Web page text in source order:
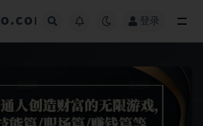
全网资料整合平台
登录